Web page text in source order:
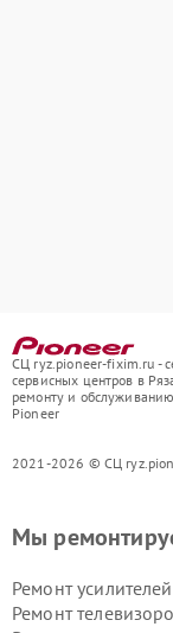
СЦ ryz.pioneer-fixim.ru -
сервисных центров в
ремонту и
Pioneer
2021-2026 © СЦ
Мы
Ремонт
Ремонт